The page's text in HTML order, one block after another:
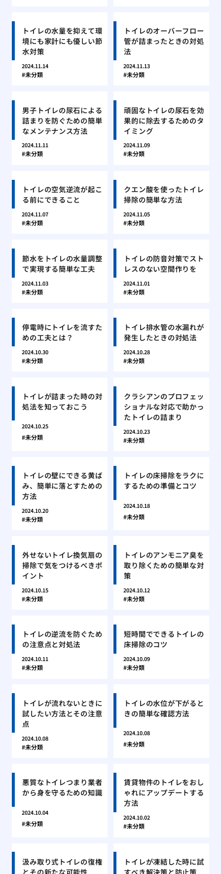
トイレの水量を抑えて環
境にも家計にも優しい節
水対策
2024.11.14
未分類
トイレのオーバーフロー
管が詰まったときの対処
法
2024.11.13
未分類
男子トイレの尿石による
詰まりを防ぐための簡単
なメンテナンス方法
2024.11.11
未分類
頑固なトイレの尿石を効
果的に除去するためのタ
イミング
2024.11.09
未分類
トイレの空気逆流が起こ
る前にできること
2024.11.07
未分類
クエン酸を使ったトイレ
掃除の簡単な方法
2024.11.05
未分類
節水をトイレの水量調整
で実現する簡単な工夫
2024.11.03
未分類
トイレの防音対策でスト
レスのない空間作りを
2024.11.01
未分類
停電時にトイレを流すた
めの工夫とは？
2024.10.30
未分類
トイレ排水管の水漏れが
発生したときの対処法
2024.10.28
未分類
トイレが詰まった時の対
処法を知っておこう
2024.10.25
未分類
クラシアンのプロフェッ
ショナルな対応で助かっ
たトイレの詰まり
2024.10.23
未分類
トイレの壁にできる黄ば
み、簡単に落とすための
方法
2024.10.20
未分類
トイレの床掃除をラクに
するための準備とコツ
2024.10.18
未分類
外せないトイレ換気扇の
掃除で気をつけるべきポ
イント
2024.10.15
未分類
トイレのアンモニア臭を
取り除くための簡単な対
策
2024.10.12
未分類
トイレの逆流を防ぐため
の注意点と対処法
2024.10.11
未分類
短時間でできるトイレの
床掃除のコツ
2024.10.09
未分類
トイレが流れないときに
試したい方法とその注意
点
2024.10.08
未分類
トイレの水位が下がると
きの簡単な確認方法
2024.10.08
未分類
悪質なトイレつまり業者
から身を守るための知識
2024.10.04
未分類
賃貸物件のトイレをおし
ゃれにアップデートする
方法
2024.10.02
未分類
汲み取り式トイレの復権
とその新たな可能性
トイレが凍結した時に試
すべき解決策と防止策